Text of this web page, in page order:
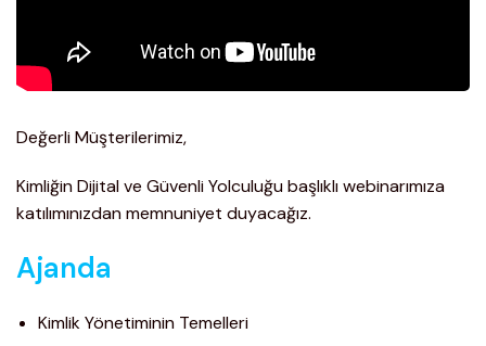
Değerli Müşterilerimiz,
Kimliğin Dijital ve Güvenli Yolculuğu başlıklı webinarımıza
katılımınızdan memnuniyet duyacağız.
Ajanda
Kimlik Yönetiminin Temelleri